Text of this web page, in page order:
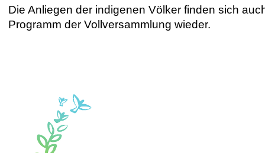
Die Anliegen der indigenen Völker finden sich
Programm der Vollversammlung wieder.